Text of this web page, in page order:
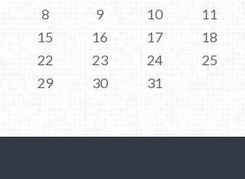
8 9 10
11
15 16 17
18
22 23 24
25
29 30
31